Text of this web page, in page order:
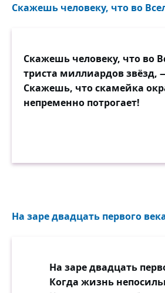
Скажешь человеку, что во
Скажешь человеку, что во
триста миллиардов звёзд,
Скажешь, что скамейка
непременно потрогает!
На заре двадцать первого
На заре двадцать
Когда жизнь